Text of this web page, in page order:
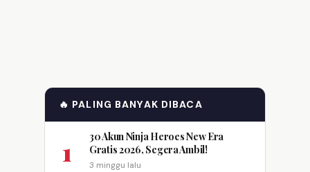
🔥 PALING BANYAK DIBACA
1
30 Akun Ninja Heroes New Era
Gratis 2026, Segera Ambil!
3 minggu lalu